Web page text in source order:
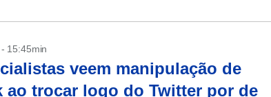
15:45min
veem manipulação de
ao trocar logo do Twitter por de